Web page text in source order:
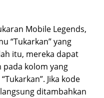
Mobile Legends,
“Tukarkan” yang
itu, mereka dapat
pada kolom yang
Jika kode
ditambahkan